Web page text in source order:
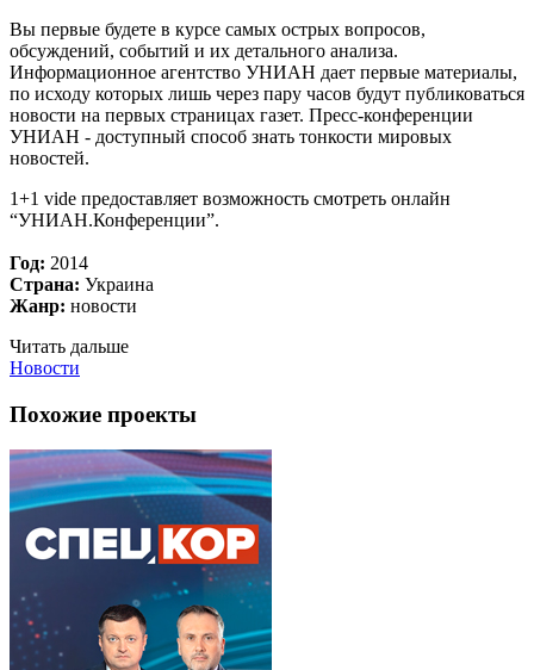
Вы первые будете в курсе самых острых вопросов,
обсуждений, событий и их детального анализа.
Информационное агентство УНИАН дает первые материалы,
по исходу которых лишь через пару часов будут публиковаться
новости на первых страницах газет. Пресс-конференции
УНИАН - доступный способ знать тонкости мировых
новостей.
1+1 vide предоставляет возможность смотреть онлайн
“УНИАН.Конференции”.
Год: 2014
Страна: Украина
Жанр: новости
Читать дальше
Новости
Похожие проекты